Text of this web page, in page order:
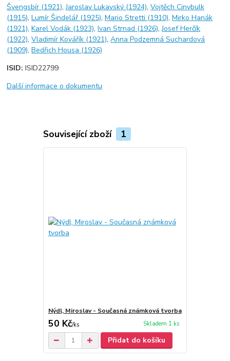
Švengsbír (1921),Jaroslav Lukavský (1924),Vojtěch Cinybulk
(1915),Lumír Šindelář (1925),Mario Stretti (1910),Mirko Hanák
(1921),Karel Vodák (1923),Ivan Strnad (1926),Josef Herčík
(1922),Vladimír Kovářík (1921),Anna Podzemná Suchardová
(1909),Bedřich Housa (1926)
ISID:ISID22799
Další informace o dokumentu
Související zboží 1
Nýdl, Miroslav - Současná známková tvorba
50 Kč/ks Skladem 1 ks
Přidat do košíku